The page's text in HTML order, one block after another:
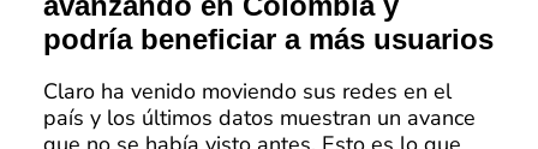
podría beneficiar a más usuarios
Claro ha venido moviendo sus redes en el
país y los últimos datos muestran un avance